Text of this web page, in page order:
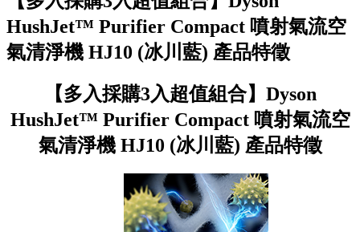
HushJet™ Purifier Compact 噴射氣流空
氣清淨機 HJ10 (冰川藍) 產品特徵
【多入採購3入超值組合】Dyson
HushJet™ Purifier Compact 噴射氣流空
氣清淨機 HJ10 (冰川藍) 產品特徵